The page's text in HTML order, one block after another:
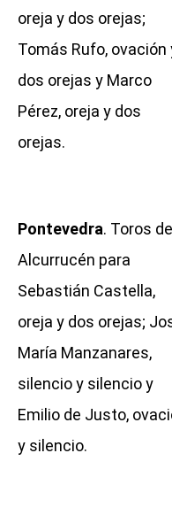
oreja y dos orejas;
Tomás Rufo, ovación
dos orejas y Marco
Pérez, oreja y dos
orejas.
Pontevedra. Toros de
Alcurrucén para
Sebastián Castella,
oreja y dos orejas;
María Manzanares,
silencio y silencio y
Emilio de Justo,
y silencio.